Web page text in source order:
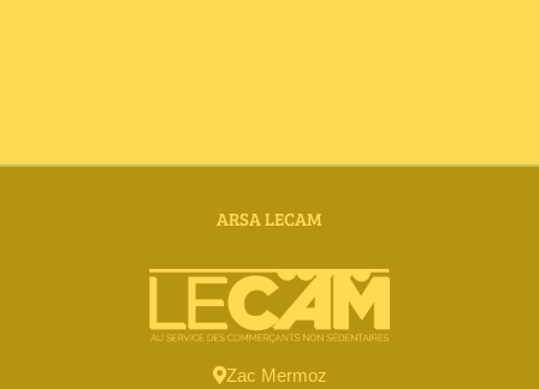
ARSA LECAM
Zac Mermoz